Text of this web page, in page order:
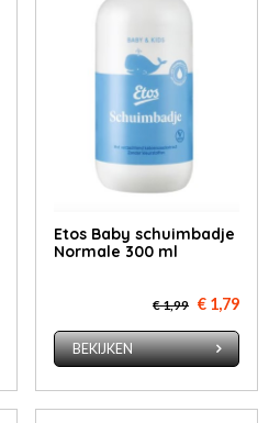
Etos Ba­by schuim­bad­je
Normale 300 ml
€ 1,99 € 1,79
BEKIJKEN